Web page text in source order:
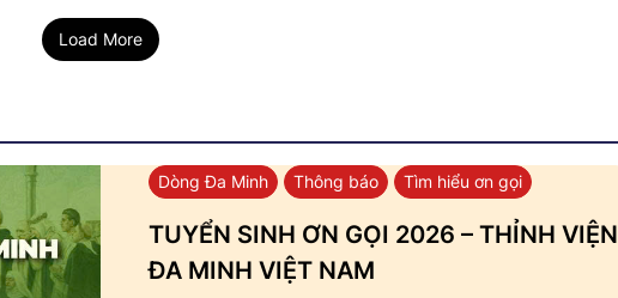
Load More
Dòng Đa Minh Thông báo Tìm hiểu ơn gọi
TUYỂN SINH ƠN GỌI 2026 – THỈNH VIỆN
ĐA MINH VIỆT NAM